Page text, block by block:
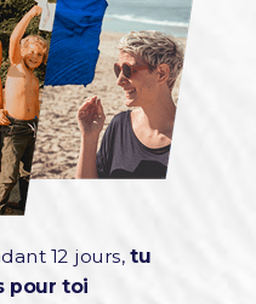
12 jours,tu
pour toi